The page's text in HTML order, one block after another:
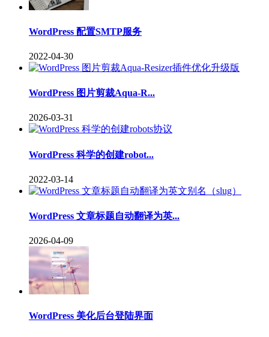
WordPress 配置SMTP服务
2022-04-30
WordPress 图片剪裁Aqua-R...
2026-03-31
WordPress 科学的创建robot...
2022-03-14
WordPress 文章标题自动翻译为英...
2026-04-09
WordPress 美化后台登陆界面